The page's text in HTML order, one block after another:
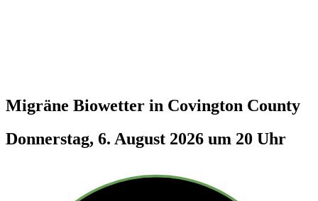
Migräne Biowetter in Covington County
Donnerstag, 6. August 2026 um 20 Uhr